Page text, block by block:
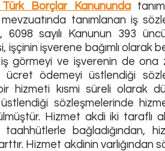
Türk Borçlar Kanununda
tanımlanan iş
6098 sayılı Kanunun 393
işçinin işverene bağımlı olarak
görmeyi ve işverenin de ona
ücret ödemeyi üstlendiği
hizmeti kısmi süreli olarak
sözleşmelerinde
Hizmet akdi iki taraflı
taahhütlerle bağladığından,
Hizmet akdinin varlığından